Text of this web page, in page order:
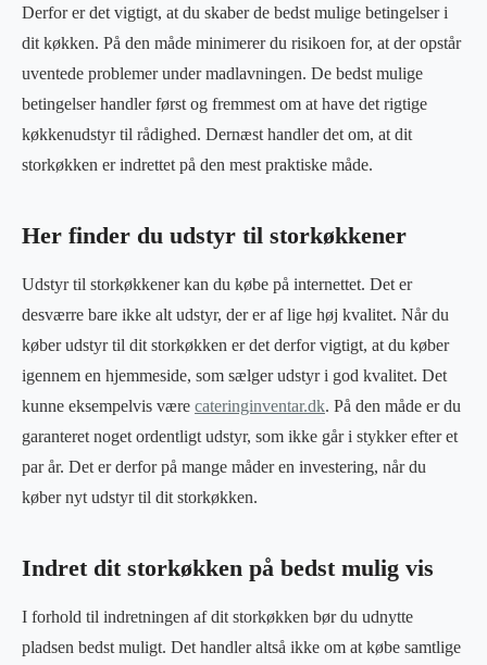
Derfor er det vigtigt, at du skaber de bedst mulige betingelser i
dit køkken. På den måde minimerer du risikoen for, at der opstår
uventede problemer under madlavningen. De bedst mulige
betingelser handler først og fremmest om at have det rigtige
køkkenudstyr til rådighed. Dernæst handler det om, at dit
storkøkken er indrettet på den mest praktiske måde.
Her finder du udstyr til storkøkkener
Udstyr til storkøkkener kan du købe på internettet. Det er
desværre bare ikke alt udstyr, der er af lige høj kvalitet. Når du
køber udstyr til dit storkøkken er det derfor vigtigt, at du køber
igennem en hjemmeside, som sælger udstyr i god kvalitet. Det
kunne eksempelvis være cateringinventar.dk. På den måde er du
garanteret noget ordentligt udstyr, som ikke går i stykker efter et
par år. Det er derfor på mange måder en investering, når du
køber nyt udstyr til dit storkøkken.
Indret dit storkøkken på bedst mulig vis
I forhold til indretningen af dit storkøkken bør du udnytte
pladsen bedst muligt. Det handler altså ikke om at købe samtlige